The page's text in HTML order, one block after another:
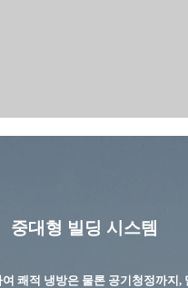
중대형 빌딩 시스템
쾌적 냉방은 물론 공기청정까지,